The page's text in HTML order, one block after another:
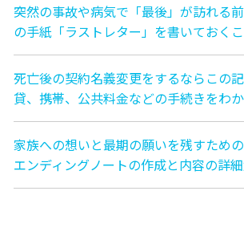
突然の事故や病気で「最後」が訪れる
の手紙「ラストレター」を書いておく
死亡後の契約名義変更をするならこの
貸、携帯、公共料金などの手続きをわ
家族への想いと最期の願いを残すための
エンディングノートの作成と内容の詳